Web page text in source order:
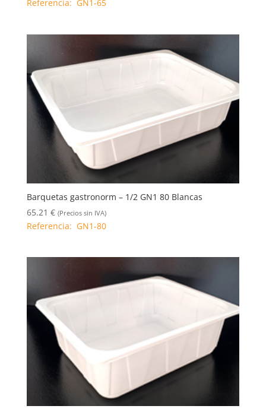
Referencia: GN1-65
Barquetas gastronorm – 1/2 GN1 80 Blancas
65.21 € (Precios sin IVA)
Referencia: GN1-80